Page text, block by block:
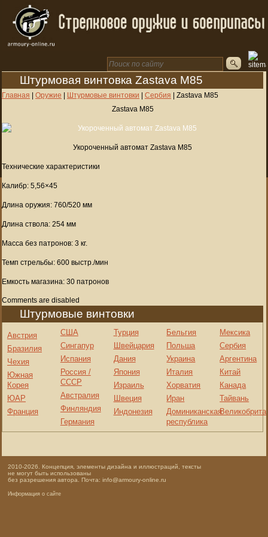
Штурмовая винтовка Zastava M85
Главная | Оружие | Штурмовые винтовки | Сербия | Zastava M85
Zastava M85
Укороченный автомат Zastava M85
Технические характеристики
Калибр: 5,56×45
Длина оружия: 760/520 мм
Длина ствола: 254 мм
Масса без патронов: 3 кг.
Темп стрельбы: 600 выстр./мин
Емкость магазина: 30 патронов
Comments are disabled
Штурмовые винтовки
Австрия
Бразилия
Чехия
Южная
Корея
ЮАР
Франция
США
Сингапур
Испания
Россия /
СССР
Австралия
Финляндия
Германия
Турция
Швейцария
Дания
Япония
Израиль
Швеция
Индонезия
Бельгия
Польша
Украина
Италия
Хорватия
Иран
Доминиканская
республика
Мексика
Сербия
Аргентина
Китай
Канада
Тайвань
2010-2026. Концепция, элементы дизайна и иллюстраций, тексты
не могут быть использованы
без разрешения автора. Почта: info@armoury-online.ru
Информация о сайте